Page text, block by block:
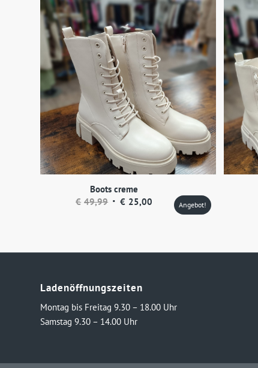
Boots creme
€ 49,99 Ursprünglicher
€ 25,00 AktuellerAngebot!
Ladenöffnungszeiten
Montag bis Freitag 9.30 – 18.00 Uhr
Samstag 9.30 – 14.00 Uhr